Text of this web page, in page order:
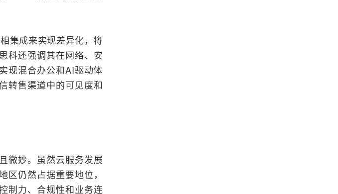
集成来实现差异化，将
科还强调其在网络、安
现混合办公和AI驱动体
转售渠道中的可见度和
微妙。虽然云服务发展
仍然占据重要地位，
制力、合规性和业务连